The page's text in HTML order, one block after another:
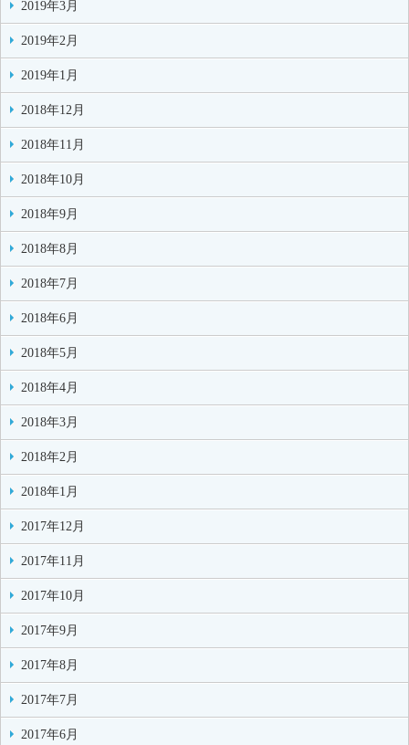
2019年3月
2019年2月
2019年1月
2018年12月
2018年11月
2018年10月
2018年9月
2018年8月
2018年7月
2018年6月
2018年5月
2018年4月
2018年3月
2018年2月
2018年1月
2017年12月
2017年11月
2017年10月
2017年9月
2017年8月
2017年7月
2017年6月